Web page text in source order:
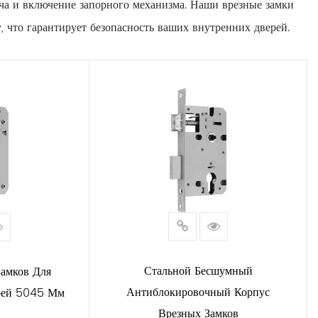
и включение запорного механизма. Наши врезные замки
гарантирует безопасность ваших внутренних дверей.
оснащены засовом. Засов заходит дальше в дверную
и полированный вид. Здесь также расположены
значение. Корпуса наших замков имеют ряд
ключами, которая гарантирует, что
Для
5045 Мм
Стальной Бесшумный
Антиблокировочный Корпус
Врезных Замков